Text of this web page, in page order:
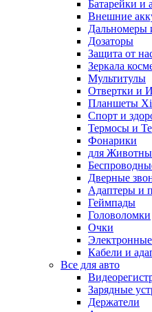
Батарейки и
Внешние
Дальномеры
Дозаторы
Защита от
Зеркала
Мультитулы
Отвертки и
Планшеты
Спорт и
Термосы и
Фонарики
для
Дверные
Адаптеры и
Геймпады
Головоломки
Очки
Кабели и
Все для авто
Зарядные
Держатели